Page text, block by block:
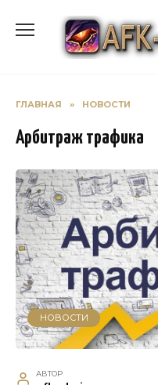
содержанию
ГЛАВНАЯ » НОВОСТИ
Арбитраж трафика
НОВОСТИ
АВТОР